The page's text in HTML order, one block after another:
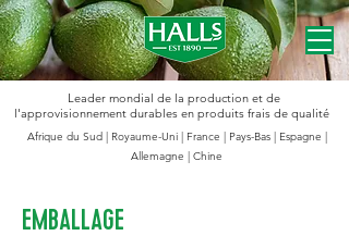
Leader mondial de la production et de
l'approvisionnement durables en produits frais de qualité
Afrique du Sud | Royaume-Uni | France | Pays-Bas | Espagne |
Allemagne | Chine
EMBALLAGE